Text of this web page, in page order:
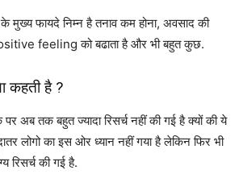
फायदे निम्न है तनाव कम होना, अवसाद की
feeling को बढाता है और भी बहुत कुछ.
कहती है ?
अब तक बहुत ज्यादा रिसर्च नहीं की गई है क्यों की ये
लोगो का इस ओर ध्यान नहीं गया है लेकिन फिर भी
रिसर्च की गई है.